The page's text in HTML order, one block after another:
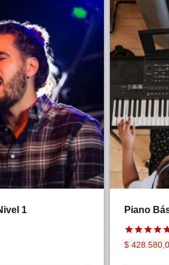
1 Piano
Valorado
$